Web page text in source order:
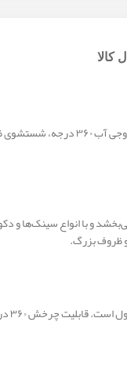
کالا
یک گزینه حرفه‌ای و کاربردی برای آشپزخانه‌های
و با انواع سینک‌ها و
است.